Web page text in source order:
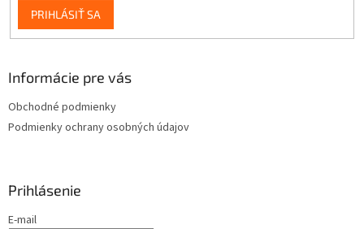
PRIHLÁSIŤ SA
Informácie pre vás
Obchodné podmienky
Podmienky ochrany osobných údajov
Prihlásenie
E-mail